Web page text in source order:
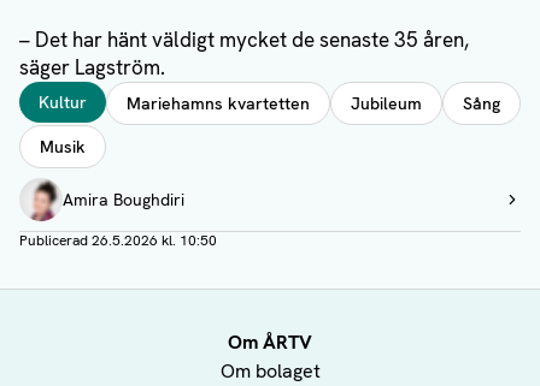
– Det har hänt väldigt mycket de senaste 35 åren,
säger Lagström.
Taggar
Kultur Mariehamns kvartetten Jubileum
Sång
Musik
Författare
Amira Boughdiri
Visa profil
Publicerad26.5.2026 kl. 10:50
Om ÅRTV
Om bolaget